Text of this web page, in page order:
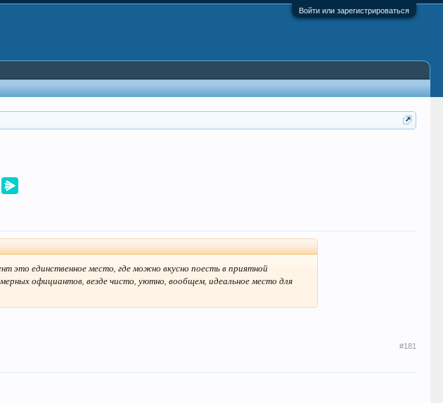
Войти или зарегистрироваться
это единственное место, где можно вкусно поесть в приятной
официантов, везде чисто, уютно, вообщем, идеальное место для
#181